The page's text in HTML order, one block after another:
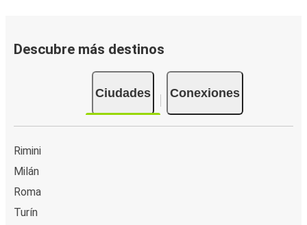
Descubre más destinos
Ciudades Conexiones
Rimini
Milán
Roma
Turín